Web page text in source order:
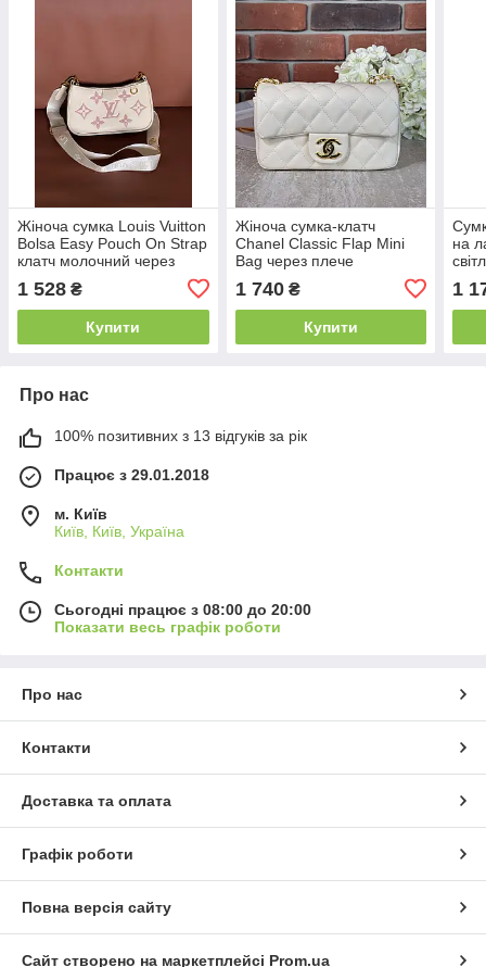
Жіноча сумка Louis Vuitton
Bolsa Easy Pouch On Strap
клатч молочний через
1 528 ₴
Купити
Жіноча сумка-клатч
Chanel Classic Flap Mini
Bag через плече
маленька
1 740₴
Купити
на
1
Про нас
100% позитивних з 13 відгуків за рік
Працює з 29.01.2018
м. Київ
Київ, Київ, Україна
Контакти
Сьогодні працює з 08:00 до 20:00
Показати весь графік роботи
Про нас
Контакти
Доставка та оплата
Графік роботи
Повна версія сайту
Сайт створено на маркетплейсі Prom.ua